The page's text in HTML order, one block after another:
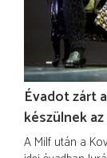
Évadot zárt
készülnek
A Milf után a